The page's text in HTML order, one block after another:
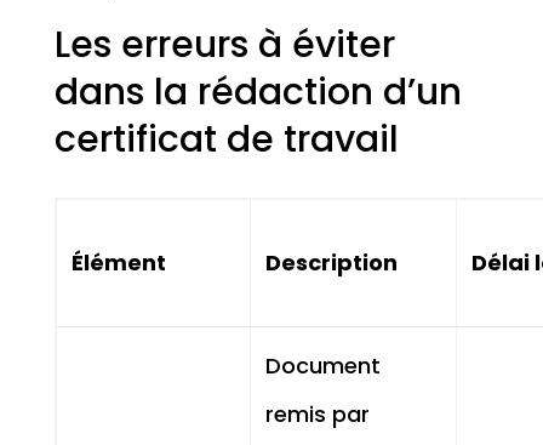
Les erreurs à éviter
dans la rédaction d’un
certificat de travail
Élément Description Délai
Document
remis par